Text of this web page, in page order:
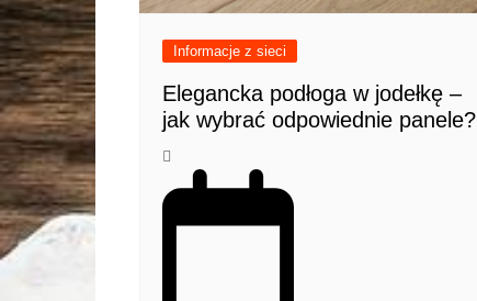
Informacje z sieci
Elegancka podłoga w jodełkę –
jak wybrać odpowiednie panele?